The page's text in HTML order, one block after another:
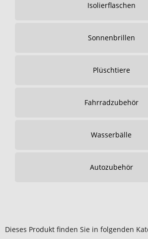
Isolierflaschen
Sonnenbrillen
Plüschtiere
Fahrradzubehör
Wasserbälle
Autozubehör
Dieses Produkt finden Sie in folgenden